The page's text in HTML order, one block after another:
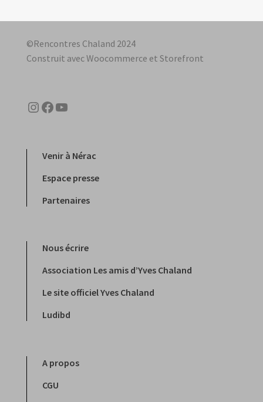
©Rencontres Chaland 2024
Construit avec Woocommerce et Storefront
Instagram
Facebook
YouTube
Venir à Nérac
Espace presse
Partenaires
Nous écrire
Association Les amis d’Yves Chaland
Le site officiel Yves Chaland
Ludibd
A propos
CGU